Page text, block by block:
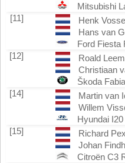
Mitsubishi
[11]
Henk
Hans van
Ford Fiesta
[12]
Roald
Christiaan
Škoda
[14]
Martin van
Willem
Hyundai
[15]
Richard Pex
Johan
Citroën C3